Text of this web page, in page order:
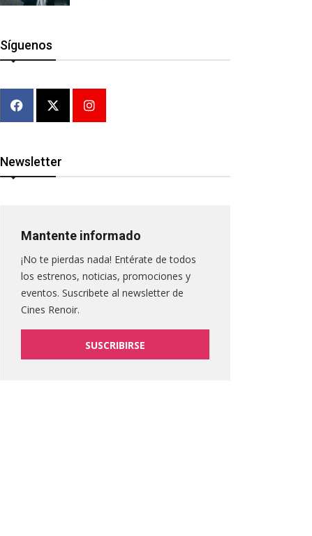
Síguenos
Newsletter
Mantente informado
¡No te pierdas nada! Entérate de todos
los estrenos, noticias, promociones y
eventos. Suscribete al newsletter de
Cines Renoir.
SUSCRIBIRSE